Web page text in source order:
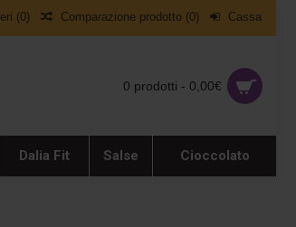
(0) Comparazione prodotto (0) Cassa
0 prodotti - 0,00€
Dalia Fit Salse Cioccolato